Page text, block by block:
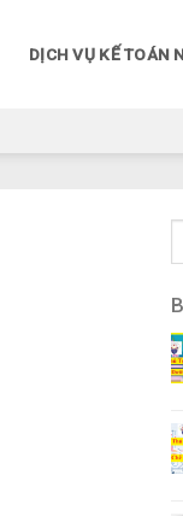
DỊCH VỤ KẾ TOÁN